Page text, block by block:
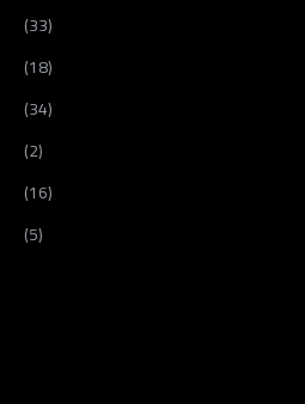
(33)
(18)
(34)
(2)
(16)
(5)